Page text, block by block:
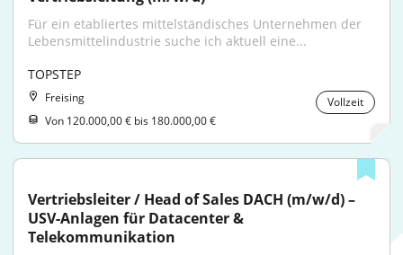
Für ein etabliertes mittelständisches Unternehmen der
Lebensmittelindustrie suche ich aktuell eine...
TOPSTEP
Freising
Vollzeit
Von 120.000,00 € bis 180.000,00 €
Vertriebsleiter / Head of Sales DACH (m/w/d) –
USV-Anlagen für Datacenter &
Telekommunikation